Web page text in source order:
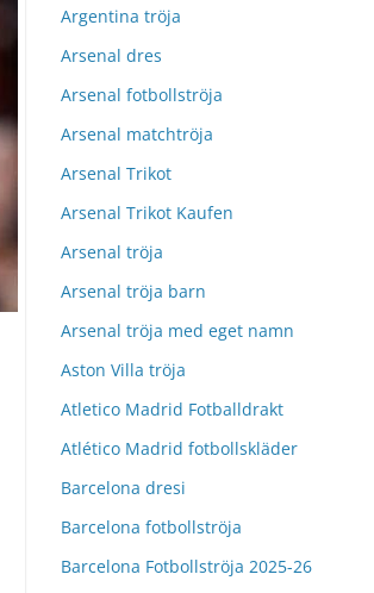
Argentina tröja
Arsenal dres
Arsenal fotbollströja
Arsenal matchtröja
Arsenal Trikot
Arsenal Trikot Kaufen
Arsenal tröja
Arsenal tröja barn
Arsenal tröja med eget namn
Aston Villa tröja
Atletico Madrid Fotballdrakt
Atlético Madrid fotbollskläder
Barcelona dresi
Barcelona fotbollströja
Barcelona Fotbollströja 2025-26